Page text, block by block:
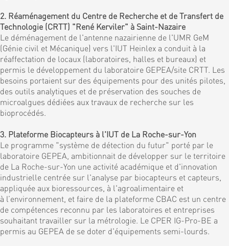
2. Réaménagement du Centre de Recherche et de Transfert de
Technologie (CRTT) "René Kerviler" à Saint-Nazaire
Le déménagement de l'antenne nazairienne de l'UMR GeM
(Génie civil et Mécanique) vers l'IUT Heinlex a conduit à la
réaffectation de locaux (laboratoires, halles et bureaux) et
permis le développement du laboratoire GEPEA/site CRTT. Les
besoins portaient sur des équipements pour des unités pilotes,
des outils analytiques et de préservation des souches de
microalgues dédiées aux travaux de recherche sur les
bioprocédés.
3. Plateforme Biocapteurs à l'IUT de La Roche-sur-Yon
Le programme "système de détection du futur" porté par le
laboratoire GEPEA, ambitionnait de développer sur le territoire
de La Roche-sur-Yon une activité académique et d'innovation
industrielle centrée sur l'analyse par biocapteurs et capteurs,
appliquée aux bioressources, à l'agroalimentaire et
à l’environnement, et faire de la plateforme CBAC est un centre
de compétences reconnu par les laboratoires et entreprises
souhaitant travailler sur la métrologie. Le CPER IG-Pro-BE a
permis au GEPEA de se doter d'équipements semi-lourds.